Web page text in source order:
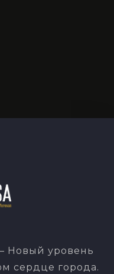
– Новый уровень
сердце города.